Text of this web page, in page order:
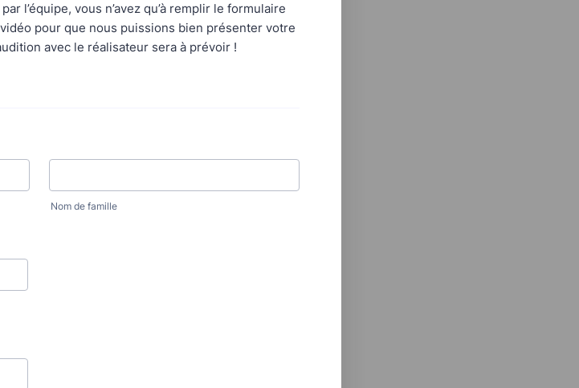
l’équipe, vous n’avez qu’à remplir le formulaire
pour que nous puissions bien présenter votre
avec le réalisateur sera à prévoir !
Nom de famille